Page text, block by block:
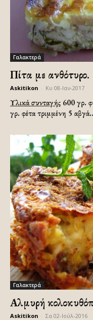
Γαλακτερά
Πίτα με ανθότυρο.
Askitikon Κυ 08-Ιαν-2017
Υλικά συνταγής 600 γρ.
γρ. φέτα τριμμένη 5
Γαλακτερά
Αλμυρή
Askitikon Σα 02-Ιούλ-2016